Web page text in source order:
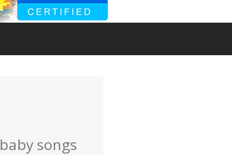
baby songs